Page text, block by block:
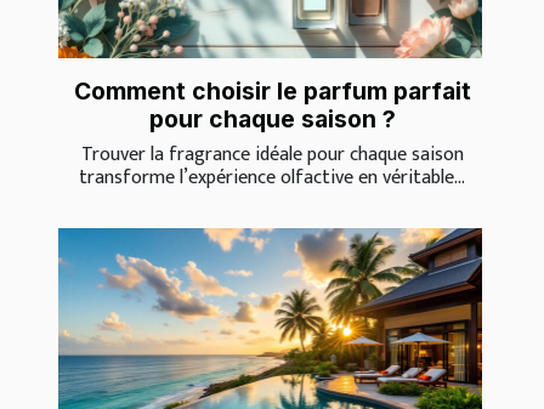
Comment choisir le parfum parfait
pour chaque saison ?
Trouver la fragrance idéale pour chaque saison
transforme l’expérience olfactive en véritable...